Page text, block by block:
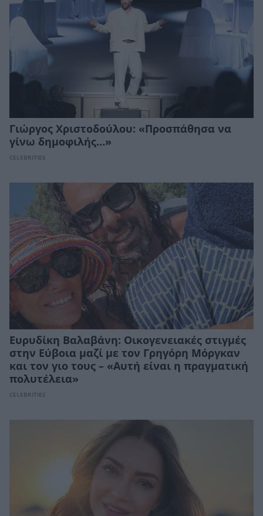
Γιώργος Χριστοδούλου: «Προσπάθησα να
γίνω δημοφιλής…»
CELEBRITIES
Ευρυδίκη Βαλαβάνη: Οικογενειακές στιγμές
στην Εύβοια μαζί με τον Γρηγόρη Μόργκαν
και τον γιο τους – «Αυτή είναι η πραγματική
πολυτέλεια»
CELEBRITIES